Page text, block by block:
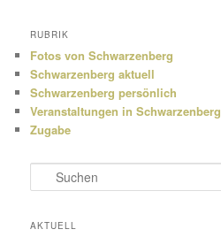
RUBRIK
Fotos von Schwarzenberg
Schwarzenberg aktuell
Schwarzenberg persönlich
Veranstaltungen in Schwarzenberg
Zugabe
u
h
AKTUELL